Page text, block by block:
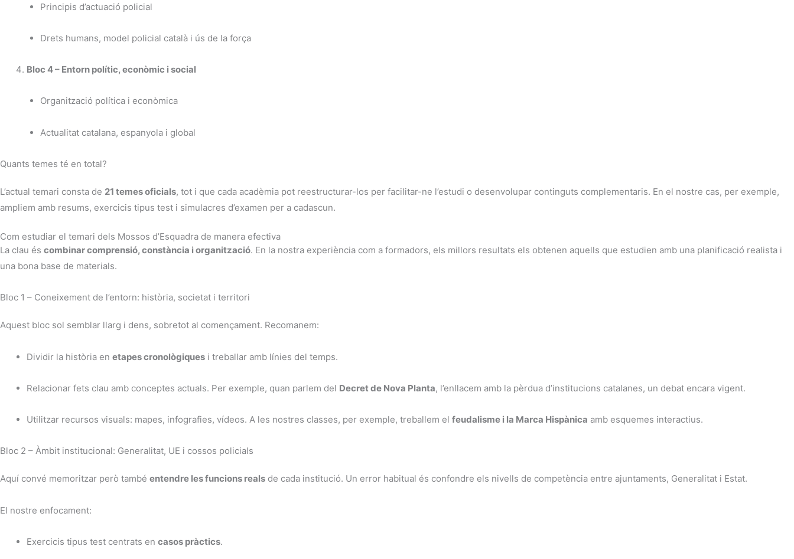
Principis d’actuació policial
Drets humans, model policial català i ús de la força
Bloc 4 – Entorn polític, econòmic i social
Organització política i econòmica
Actualitat catalana, espanyola i global
Quants temes té en total?
L’actual temari consta de 21 temes oficials, tot i que cada acadèmia pot reestructurar-los per facilitar-ne l’estudi o desenvolupar continguts complementaris. En el nostre cas, per exemple,
ampliem amb resums, exercicis tipus test i simulacres d’examen per a cadascun.
Com estudiar el temari dels Mossos d’Esquadra de manera efectiva
La clau és combinar comprensió, constància i organització. En la nostra experiència com a formadors, els millors resultats els obtenen aquells que estudien amb una planificació realista i
una bona base de materials.
Bloc 1 – Coneixement de l’entorn: història, societat i territori
Aquest bloc sol semblar llarg i dens, sobretot al començament. Recomanem:
Dividir la història en etapes cronològiques i treballar amb línies del temps.
Relacionar fets clau amb conceptes actuals. Per exemple, quan parlem del Decret de Nova Planta, l’enllacem amb la pèrdua d’institucions catalanes, un debat encara vigent.
Utilitzar recursos visuals: mapes, infografies, vídeos. A les nostres classes, per exemple, treballem el feudalisme i la Marca Hispànica amb esquemes interactius.
Bloc 2 – Àmbit institucional: Generalitat, UE i cossos policials
Aquí convé memoritzar però també entendre les funcions reals de cada institució. Un error habitual és confondre els nivells de competència entre ajuntaments, Generalitat i Estat.
El nostre enfocament:
Exercicis tipus test centrats en casos pràctics.